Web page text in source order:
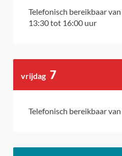
Telefonisch bereikbaar van
13:30tot 16:00 uur
vrijdag 7
Telefonisch bereikbaar van